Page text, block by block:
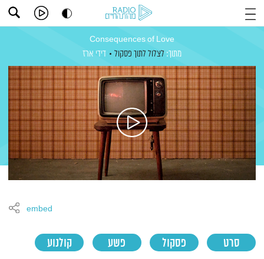
Consequences of Love
מתוך: לצלול לתוך פסקול דידי ארז
סרט פסקול פשע קולנוע
embed